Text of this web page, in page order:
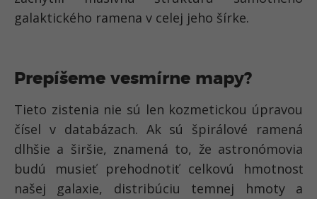
galaktického ramena v celej jeho šírke.
Prepíšeme vesmírne mapy?
Tieto zistenia nie sú len kozmetickou úpravou
čísel v databázach. Ak sú špirálové ramená
dlhšie a širšie, znamená to, že astronómovia
budú musieť prehodnotiť celkovú hmotnosť
našej galaxie, distribúciu temnej hmoty a